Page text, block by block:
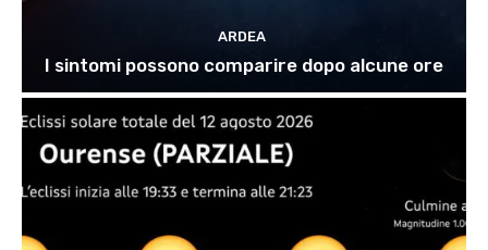
ARDEA
I sintomi possono comparire dopo alcune ore